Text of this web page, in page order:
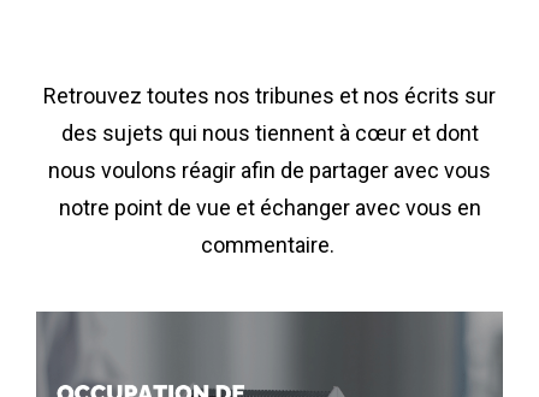
Retrouvez toutes nos tribunes et nos écrits sur
des sujets qui nous tiennent à cœur et dont
nous voulons réagir afin de partager avec vous
notre point de vue et échanger avec vous en
commentaire.